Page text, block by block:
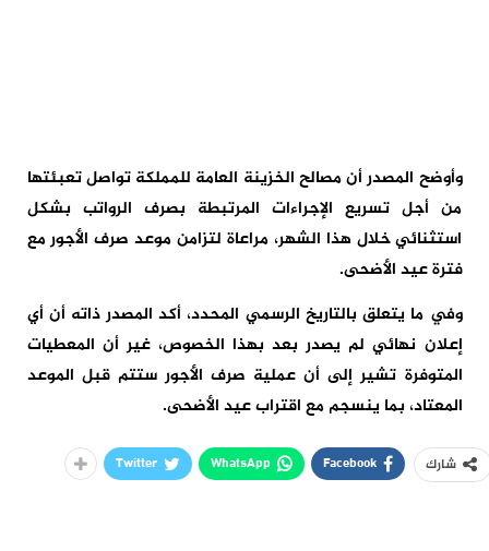
وأوضح المصدر أن مصالح الخزينة العامة للمملكة تواصل تعبئتها
من أجل تسريع الإجراءات المرتبطة بصرف الرواتب بشكل
استثنائي خلال هذا الشهر، مراعاة لتزامن موعد صرف الأجور مع
فترة عيد الأضحى.
وفي ما يتعلق بالتاريخ الرسمي المحدد، أكد المصدر ذاته أن أي
إعلان نهائي لم يصدر بعد بهذا الخصوص، غير أن المعطيات
المتوفرة تشير إلى أن عملية صرف الأجور ستتم قبل الموعد
المعتاد، بما ينسجم مع اقتراب عيد الأضحى.
شارك Facebook
WhatsApp
Twitter